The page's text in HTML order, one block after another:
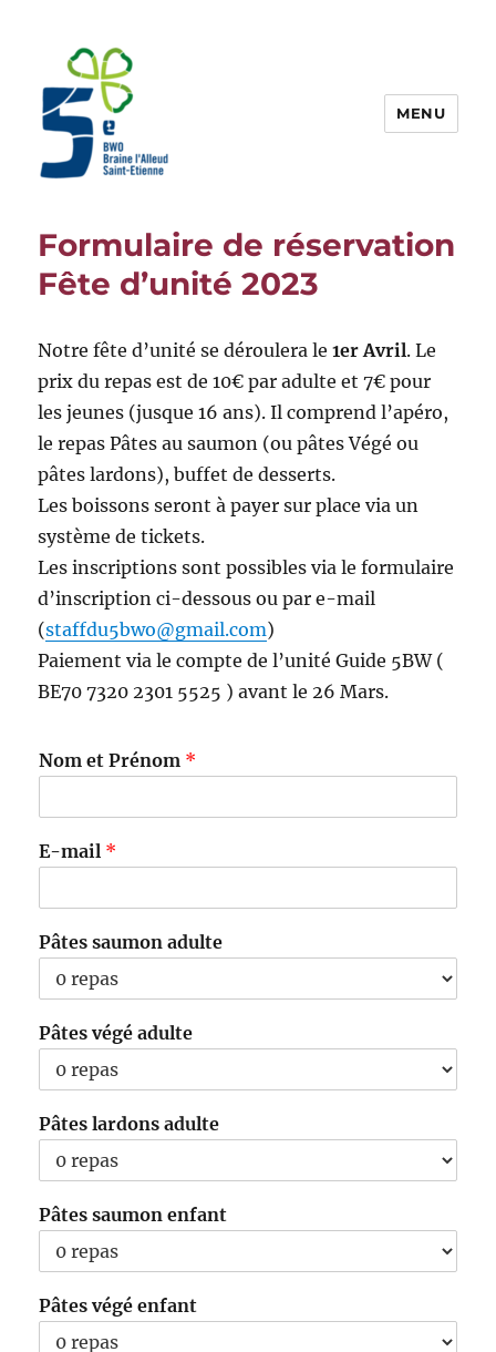
MENU
Formulaire de réservation
Fête d’unité 2023
Notre fête d’unité se déroulera le1er Avril. Le
prix du repas est de 10€ par adulte et 7€ pour
les jeunes (jusque 16 ans). Il comprend l’apéro,
le repas Pâtes au saumon (ou pâtes Végé ou
pâtes lardons), buffet de desserts.
Les boissons seront à payer sur place via un
système de tickets.
Les inscriptions sont possibles via le formulaire
d’inscription ci-dessous ou par e-mail
(staffdu5bwo@gmail.com)
Paiement via le compte de l’unité Guide 5BW (
BE70 7320 2301 5525 ) avant le 26 Mars.
Nom et Prénom *
E-mail *
Pâtes saumon adulte
Pâtes végé adulte
Pâtes lardons adulte
Pâtes saumon enfant
Pâtes végé enfant